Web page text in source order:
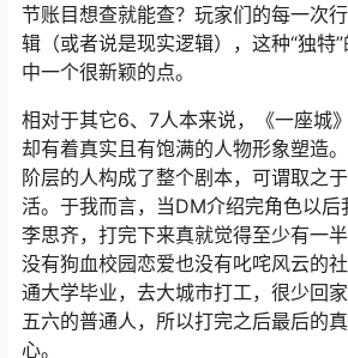
节账目想查就能查？玩家们的每一次
辑（或者说是现实逻辑），这种“独特
中一个很新颖的点。
相对于其它6、7人本来说，《一座城
却有着真实且有饱满的人物形象塑造
阶层的人构成了整个剧本，可谓取之
活。于我而言，当DM介绍完角色以后
李思齐，打完下来真就觉得至少有一半
没有狗血校园恋爱也没有叱咤风云的
通大学毕业，去大城市打工，很少回
五六的普通人，所以打完之后最后的
心。